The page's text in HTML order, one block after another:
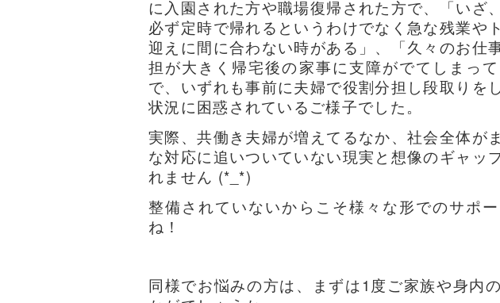
に入園された方や職場復帰された方で、「いざ
必ず定時で帰れるというわけでなく急な残業や
迎えに間に合わない時がある」、「久々のお仕
担が大きく帰宅後の家事に支障がでてしまっ
で、いずれも事前に夫婦で役割分担し段取りを
状況に困惑されているご様子でした。
実際、共働き夫婦が増えてるなか、社会全体が
な対応に追いついていない現実と想像のギャッ
れません (*_*)
整備されていないからこそ様々な形でのサポ
ね！
同様でお悩みの方は、まずは1度ご家族や身内